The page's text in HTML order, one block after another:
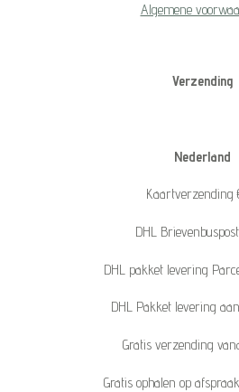
Algemene
Verzending
Nederland
Kaartverzending
DHL
DHL pakket levering
DHL Pakket levering
Gratis verzending
Gratis ophalen op